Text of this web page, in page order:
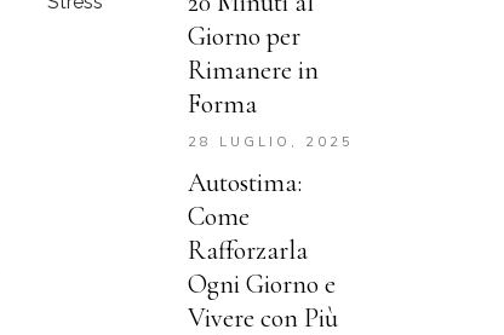
Giorno per
Rimanere in
Forma
28 LUGLIO, 2025
Autostima:
Come
Rafforzarla
Ogni Giorno e
Vivere con Più